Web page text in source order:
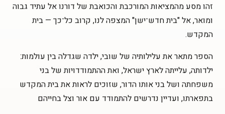
זהו מסע מהמציאות המורכבת והכואבת של דורנו אל עתיד גבוה
ומואר, אל "בית חדש־ישן" המצפה לנו, קרוב כל־כך — בית
המקדש.
הספר מתאר את עלילותיה של שובי, ילדה שגדלה בין עולמות:
ילדותה, עלייתה לארץ ישראל, ואת ההתמודדויות של בני
משפחתה ושל בני אותו הדור, שזוכים לראות את בית המקדש
בתפארתו, ועדיין נדרשים להתמודד עם אור וצל בחייהם